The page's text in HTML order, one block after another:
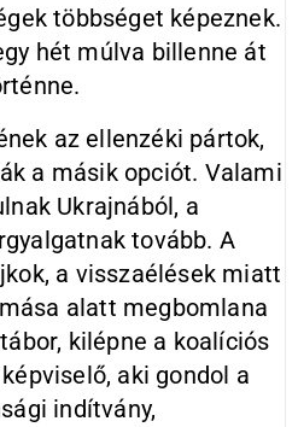
többséget képeznek.
hét múlva billenne át
az ellenzéki pártok,
a másik opciót. Valami
Ukrajnából, a
tovább. A
a visszaélések miatt
alatt megbomlana
kilépne a koalíciós
aki gondol a
indítvány,